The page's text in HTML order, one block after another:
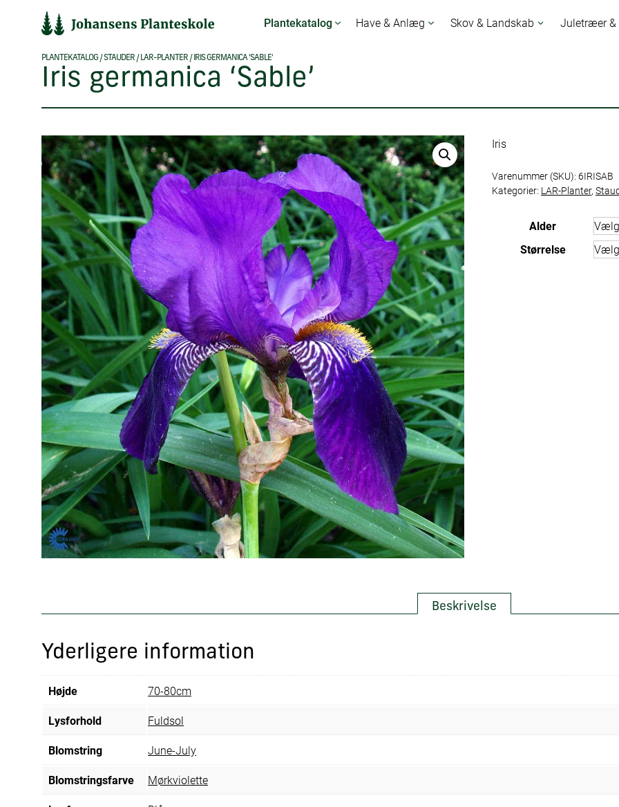
Plantekatalog Have & Anlæg Skov & Landskab Juletræer &
PLANTEKATALOG/STAUDER / LAR-PLANTER / IRIS GERMANICA ‘SABLE’
Iris germanica ‘Sable’
Iris
Varenummer (SKU): 6IRISAB
Kategorier: LAR-Planter,
Alder
Størrelse
Beskrivelse
Yderligere information
Højde 70-80cm
Lysforhold Fuldsol
Blomstring June-July
Blomstringsfarve Mørkviolette